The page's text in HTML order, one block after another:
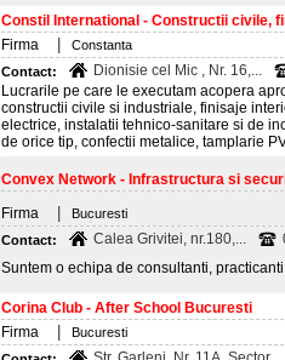
Constil International - Constructii civile,
Firma
Constanta
Contact:
Dionisie cel Mic , Nr. 16,...
Lucrarile pe care le executam acopera
constructii civile si industriale, finisaje
electrice, instalatii tehnico-sanitare si de
de orice tip, confectii metalice, tamplarie
Convex Network - Infrastructura si
Firma
Bucuresti
Contact:
Calea Grivitei, nr.180,...
Suntem o echipa de consultanti,
Corina Club - After School Bucuresti
Firma
Bucuresti